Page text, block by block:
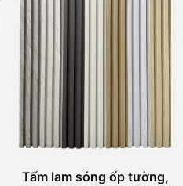
Tấm lam sóng ốp tường,